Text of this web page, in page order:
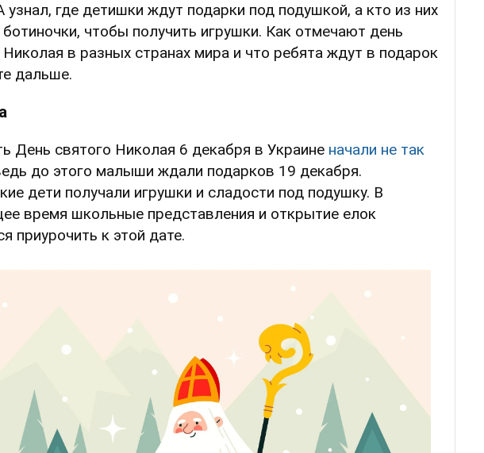
узнал, где детишки ждут подарки под подушкой, а кто из них
ботиночки, чтобы получить игрушки. Как отмечают день
Николая в разных странах мира и что ребята ждут в подарок
дальше.
День святого Николая 6 декабря в Украине начали не так
до этого малыши ждали подарков 19 декабря.
дети получали игрушки и сладости под подушку. В
время школьные представления и открытие елок
приурочить к этой дате.